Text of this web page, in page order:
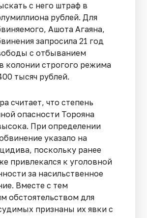
с него штраф в
рублей. Для
Ашота Агаяна,
запросила 21 год
с отбыванием
колонии строгого режима
тысяч рублей.
считает, что степень
опасности Торояна
При определении
указало на
поскольку ранее
привлекался к уголовной
за насильственное
Вместе с тем
обстоятельством для
признаны их явки с